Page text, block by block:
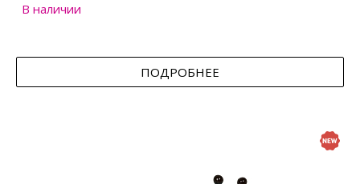
В наличии
ПОДРОБНЕЕ